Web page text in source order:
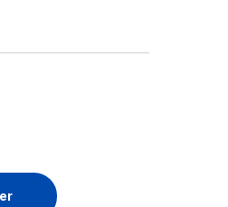
à niveau de la licence